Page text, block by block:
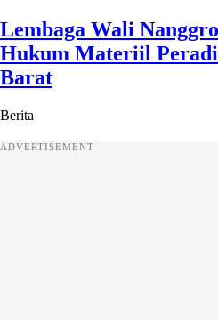
Lembaga Wali
Hukum Materiil
Barat
Berita
ADVERTISEMENT